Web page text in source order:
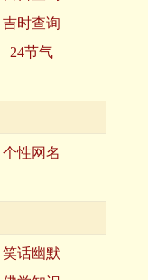
吉时查询
24节气
个性网名
笑话幽默